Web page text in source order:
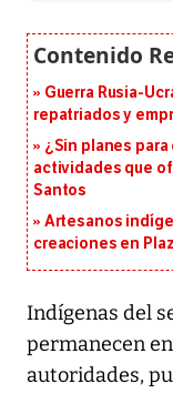
Guerra Rusia-
repatriados y
¿Sin planes
actividades que
Santos
Artesanos
creaciones en
Indígenas del
permanecen
autoridades,